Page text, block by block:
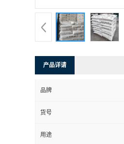
产品详请
品牌
货号
用途